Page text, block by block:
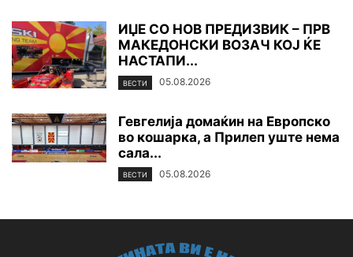
ИЏЕ СО НОВ ПРЕДИЗВИК – ПРВ
МАКЕДОНСКИ ВОЗАЧ КОЈ ЌЕ
НАСТАПИ...
ВЕСТИ 05.08.2026
Гевгелија домаќин на Европско
во кошарка, а Прилеп уште нема
сала...
ВЕСТИ 05.08.2026